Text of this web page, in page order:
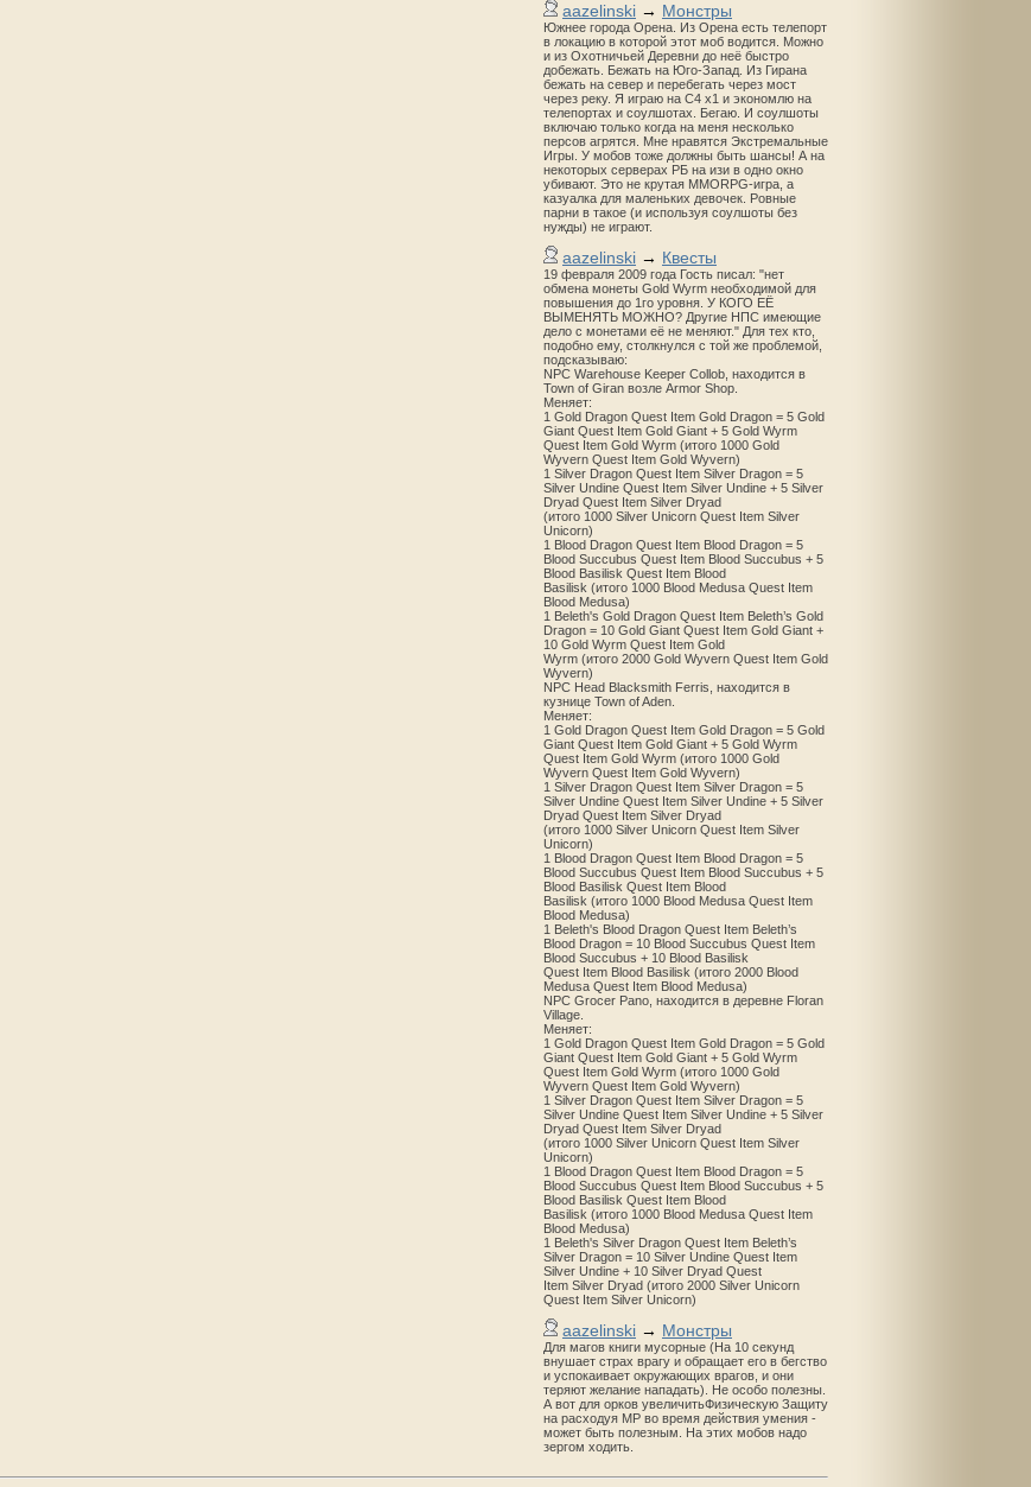
aazelinski → Монстры
Южнее города Орена. Из Орена есть телепорт
в локацию в которой этот моб водится. Можно
и из Охотничьей Деревни до неё быстро
добежать. Бежать на Юго-Запад. Из Гирана
бежать на север и перебегать через мост
через реку. Я играю на С4 х1 и экономлю на
телепортах и соулшотах. Бегаю. И соулшоты
включаю только когда на меня несколько
персов агрятся. Мне нравятся Экстремальные
Игры. У мобов тоже должны быть шансы! А на
некоторых серверах РБ на изи в одно окно
убивают. Это не крутая MMORPG-игра, а
казуалка для маленьких девочек. Ровные
парни в такое (и используя соулшоты без
нужды) не играют.
aazelinski → Квесты
19 февраля 2009 года Гость писал: "нет
обмена монеты Gold Wyrm необходимой для
повышения до 1го уровня. У КОГО ЕЁ
ВЫМЕНЯТЬ МОЖНО? Другие НПС имеющие
дело с монетами её не меняют." Для тех кто,
подобно ему, столкнулся с той же проблемой,
подсказываю:
NPC Warehouse Keeper Collob, находится в
Town of Giran возле Armor Shop.
Меняет:
1 Gold Dragon Quest Item Gold Dragon = 5 Gold
Giant Quest Item Gold Giant + 5 Gold Wyrm
Quest Item Gold Wyrm (итого 1000 Gold
Wyvern Quest Item Gold Wyvern)
1 Silver Dragon Quest Item Silver Dragon = 5
Silver Undine Quest Item Silver Undine + 5 Silver
Dryad Quest Item Silver Dryad
(итого 1000 Silver Unicorn Quest Item Silver
Unicorn)
1 Blood Dragon Quest Item Blood Dragon = 5
Blood Succubus Quest Item Blood Succubus + 5
Blood Basilisk Quest Item Blood
Basilisk (итого 1000 Blood Medusa Quest Item
Blood Medusa)
1 Beleth's Gold Dragon Quest Item Beleth’s Gold
Dragon = 10 Gold Giant Quest Item Gold Giant +
10 Gold Wyrm Quest Item Gold
Wyrm (итого 2000 Gold Wyvern Quest Item Gold
Wyvern)
NPC Head Blacksmith Ferris, находится в
кузнице Town of Aden.
Меняет:
1 Gold Dragon Quest Item Gold Dragon = 5 Gold
Giant Quest Item Gold Giant + 5 Gold Wyrm
Quest Item Gold Wyrm (итого 1000 Gold
Wyvern Quest Item Gold Wyvern)
1 Silver Dragon Quest Item Silver Dragon = 5
Silver Undine Quest Item Silver Undine + 5 Silver
Dryad Quest Item Silver Dryad
(итого 1000 Silver Unicorn Quest Item Silver
Unicorn)
1 Blood Dragon Quest Item Blood Dragon = 5
Blood Succubus Quest Item Blood Succubus + 5
Blood Basilisk Quest Item Blood
Basilisk (итого 1000 Blood Medusa Quest Item
Blood Medusa)
1 Beleth's Blood Dragon Quest Item Beleth’s
Blood Dragon = 10 Blood Succubus Quest Item
Blood Succubus + 10 Blood Basilisk
Quest Item Blood Basilisk (итого 2000 Blood
Medusa Quest Item Blood Medusa)
NPC Grocer Pano, находится в деревне Floran
Village.
Меняет:
1 Gold Dragon Quest Item Gold Dragon = 5 Gold
Giant Quest Item Gold Giant + 5 Gold Wyrm
Quest Item Gold Wyrm (итого 1000 Gold
Wyvern Quest Item Gold Wyvern)
1 Silver Dragon Quest Item Silver Dragon = 5
Silver Undine Quest Item Silver Undine + 5 Silver
Dryad Quest Item Silver Dryad
(итого 1000 Silver Unicorn Quest Item Silver
Unicorn)
1 Blood Dragon Quest Item Blood Dragon = 5
Blood Succubus Quest Item Blood Succubus + 5
Blood Basilisk Quest Item Blood
Basilisk (итого 1000 Blood Medusa Quest Item
Blood Medusa)
1 Beleth's Silver Dragon Quest Item Beleth’s
Silver Dragon = 10 Silver Undine Quest Item
Silver Undine + 10 Silver Dryad Quest
Item Silver Dryad (итого 2000 Silver Unicorn
Quest Item Silver Unicorn)
aazelinski → Монстры
Для магов книги мусорные (На 10 секунд
внушает страх врагу и обращает его в бегство
и успокаивает окружающих врагов, и они
теряют желание нападать). Не особо полезны.
А вот для орков увеличитьФизическую Защиту
на расходуя MP во время действия умения -
может быть полезным. На этих мобов надо
зергом ходить.